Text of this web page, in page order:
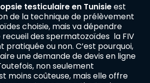
testiculaireen Tunisieest
de la technique de prélèvement
choisie, mais va dépendre
recueil des spermatozoïdes la FIV
ou non. C’est pourquoi,
une demande de devis en ligne
non seulement
moins coûteuse, mais elle offre